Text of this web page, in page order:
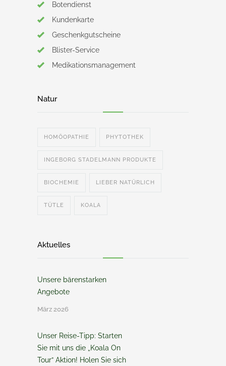
Botendienst
Kundenkarte
Geschenkgutscheine
Blister-Service
Medikationsmanagement
Natur
HOMÖOPATHIE PHYTOTHEK
INGEBORG STADELMANN PRODUKTE
BIOCHEMIE LIEBER NATÜRLICH
TÜTLE KOALA
Aktuelles
Unsere bärenstarken
Angebote
März 2026
Unser Reise-Tipp: Starten
Sie mit uns die „Koala On
Tour” Aktion! Holen Sie sich